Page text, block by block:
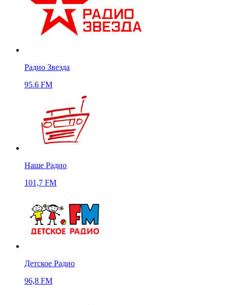
Радио Звезда
95.6 FM
Наше Радио
101,7 FM
Детское Радио
96,8 FM